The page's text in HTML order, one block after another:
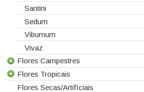
Santini
Sedum
Viburnum
Vivaz
Flores Campestres
Todas as Flores Campestres
Anigozanthos
Flores Tropicais
Todas as Flores Tropicais
Flores Secas/Artifíciais